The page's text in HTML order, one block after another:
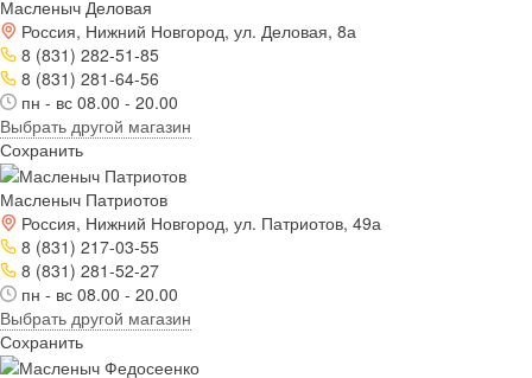
Масленыч Деловая
Россия, Нижний Новгород, ул. Деловая, 8а
8 (831) 282-51-85
8 (831) 281-64-56
пн - вс 08.00 - 20.00
Выбрать другой магазин
Сохранить
Масленыч Патриотов
Россия, Нижний Новгород, ул. Патриотов, 49а
8 (831) 217-03-55
8 (831) 281-52-27
пн - вс 08.00 - 20.00
Выбрать другой магазин
Сохранить